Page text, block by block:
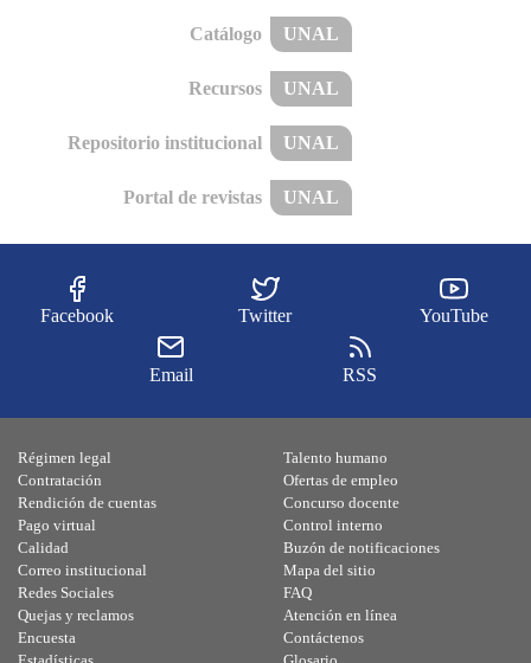
Catálogo UNAL
Recursos UNAL
Repositorio institucional UNAL
Portal de revistas UNAL
Facebook Twitter YouTube
Email RSS
Régimen legal
Contratación
Rendición de cuentas
Pago virtual
Calidad
Talento humano
Ofertas de empleo
Concurso docente
Control interno
Buzón de notificaciones
Correo institucional
Redes Sociales
Quejas y reclamos
Encuesta
Mapa del sitio
FAQ
Atención en línea
Contáctenos